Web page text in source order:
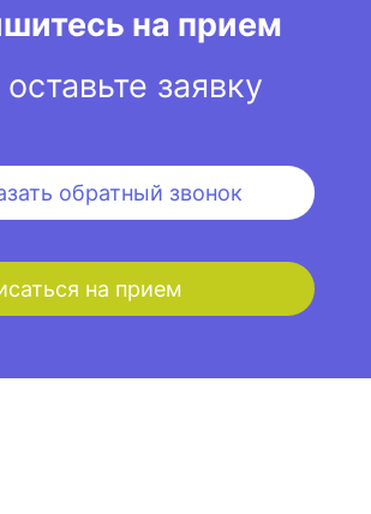
на прием
заявку
обратный звонок
на прием